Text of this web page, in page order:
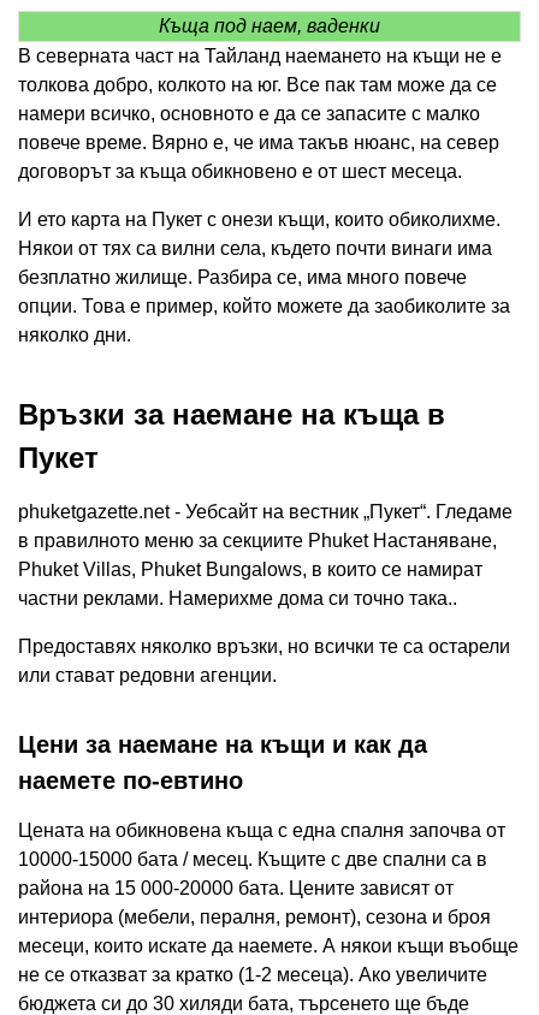
Къща под наем, ваденки
В северната част на Тайланд наемането на къщи не е
толкова добро, колкото на юг. Все пак там може да се
намери всичко, основното е да се запасите с малко
повече време. Вярно е, че има такъв нюанс, на север
договорът за къща обикновено е от шест месеца.
И ето карта на Пукет с онези къщи, които обиколихме.
Някои от тях са вилни села, където почти винаги има
безплатно жилище. Разбира се, има много повече
опции. Това е пример, който можете да заобиколите за
няколко дни.
Връзки за наемане на къща в
Пукет
phuketgazette.net - Уебсайт на вестник „Пукет“. Гледаме
в правилното меню за секциите Phuket Настаняване,
Phuket Villas, Phuket Bungalows, в които се намират
частни реклами. Намерихме дома си точно така..
Предоставях няколко връзки, но всички те са остарели
или стават редовни агенции.
Цени за наемане на къщи и как да
наемете по-евтино
Цената на обикновена къща с една спалня започва от
10000-15000 бата / месец. Къщите с две спални са в
района на 15 000-20000 бата. Цените зависят от
интериора (мебели, пералня, ремонт), сезона и броя
месеци, които искате да наемете. А някои къщи въобще
не се отказват за кратко (1-2 месеца). Ако увеличите
бюджета си до 30 хиляди бата, търсенето ще бъде